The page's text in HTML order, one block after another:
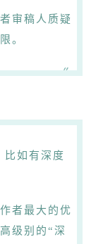
审稿人质疑
。
比如有深度
者最大的优
级别的“深